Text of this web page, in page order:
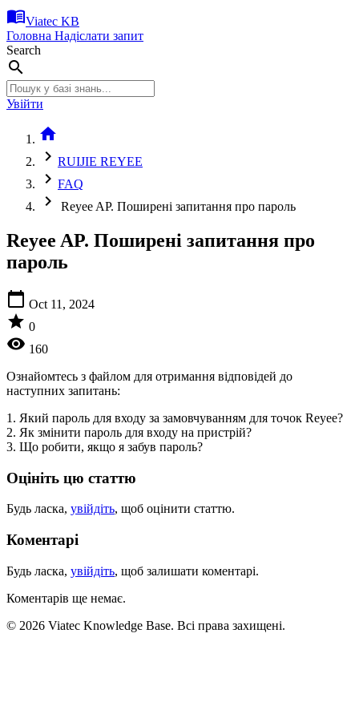
menu_bookViatec KB
Головна Надіслати запит
Search
search
Увійти
home
chevron_right RUIJIE REYEE
chevron_right FAQ
chevron_right Reyee AP. Поширені запитання про пароль
Reyee AP. Поширені запитання про
пароль
calendar_today Oct 11, 2024
star 0
visibility 160
Ознайомтесь з файлом для отримання відповідей до
наступних запитань:
1. Який пароль для входу за замовчуванням для точок Reyee?
2. Як змінити пароль для входу на пристрій?
3. Що робити, якщо я забув пароль?
Оцініть цю статтю
Будь ласка, увійдіть, щоб оцінити статтю.
Коментарі
Будь ласка, увійдіть, щоб залишати коментарі.
Коментарів ще немає.
© 2026 Viatec Knowledge Base. Всі права захищені.